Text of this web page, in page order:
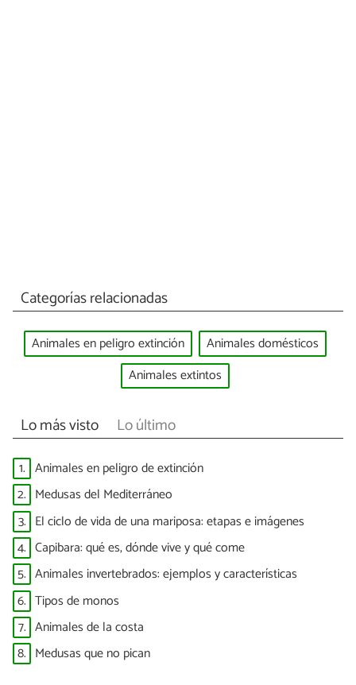
Categorías relacionadas
Animales en peligro extinción
Animales domésticos
Animales extintos
Lo más visto Lo último
1. Animales en peligro de extinción
2. Medusas del Mediterráneo
3. El ciclo de vida de una mariposa: etapas e imágenes
4. Capibara: qué es, dónde vive y qué come
5. Animales invertebrados: ejemplos y características
6. Tipos de monos
7. Animales de la costa
8. Medusas que no pican